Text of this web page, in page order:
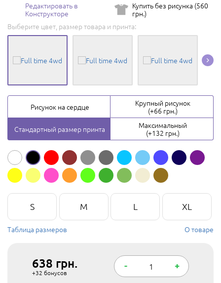
Редактировать в
Конструкторе
Купить без рисунка (560
грн.)
Выберите цвет, размер товара и принта:
Рисунок на сердце
Крупный рисунок
(+66 грн.)
Стандартный размер принта
Максимальный
(+132 грн.)
S M L XL
Таблица размеров О товаре
638 грн.
+32 бонусов
- +